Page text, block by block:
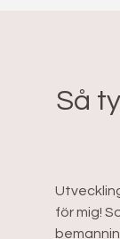
Så
för mig!